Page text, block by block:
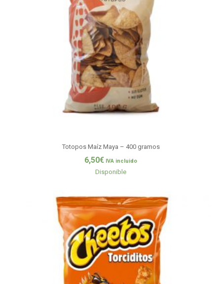
Totopos Maíz Maya – 400 gramos
6,50€ IVA incluido
Disponible